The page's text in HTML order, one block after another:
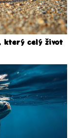
který celý život